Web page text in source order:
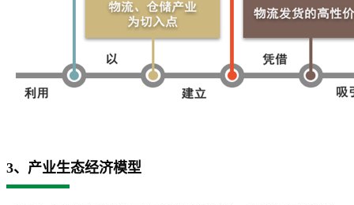
3、产业生态经济模型